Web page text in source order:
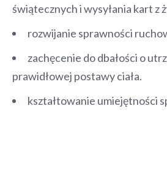
świątecznych i wysyłania kart z
rozwijanie sprawności
zachęcenie do dbałości o
prawidłowej postawy ciała.
kształtowanie umiejętności